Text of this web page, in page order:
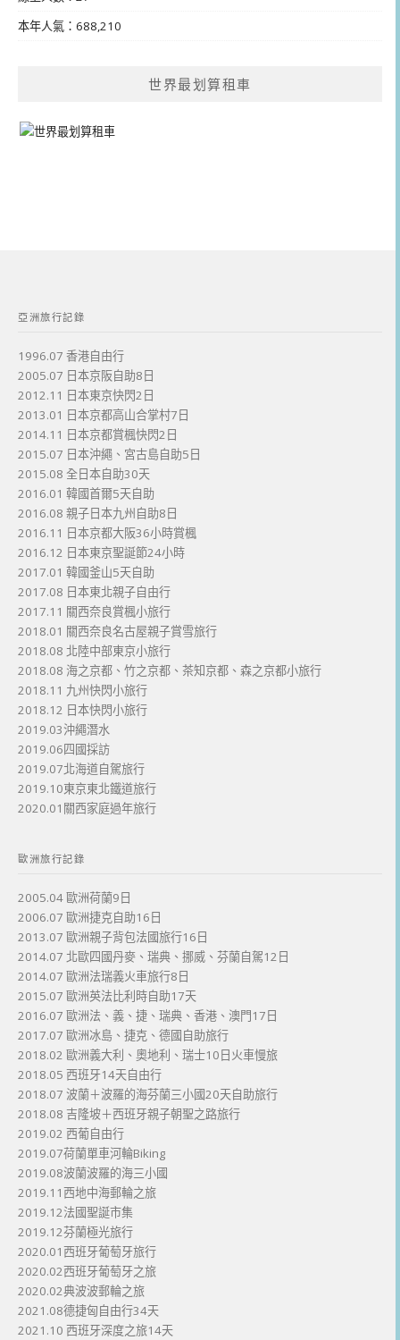
本年人氣：688,210
世界最划算租車
亞洲旅行記錄
1996.07 香港自由行
2005.07 日本京阪自助8日
2012.11 日本東京快閃2日
2013.01 日本京都高山合掌村7日
2014.11 日本京都賞楓快閃2日
2015.07 日本沖繩、宮古島自助5日
2015.08 全日本自助30天
2016.01 韓國首爾5天自助
2016.08 親子日本九州自助8日
2016.11 日本京都大阪36小時賞楓
2016.12 日本東京聖誕節24小時
2017.01 韓國釜山5天自助
2017.08 日本東北親子自由行
2017.11 關西奈良賞楓小旅行
2018.01 關西奈良名古屋親子賞雪旅行
2018.08 北陸中部東京小旅行
2018.08 海之京都、竹之京都、茶知京都、森之京都小旅行
2018.11 九州快閃小旅行
2018.12 日本快閃小旅行
2019.03沖繩潛水
2019.06四國採訪
2019.07北海道自駕旅行
2019.10東京東北鐵道旅行
2020.01關西家庭過年旅行
歐洲旅行記錄
2005.04 歐洲荷蘭9日
2006.07 歐洲捷克自助16日
2013.07 歐洲親子背包法國旅行16日
2014.07 北歐四國丹麥、瑞典、挪威、芬蘭自駕12日
2014.07 歐洲法瑞義火車旅行8日
2015.07 歐洲英法比利時自助17天
2016.07 歐洲法、義、捷、瑞典、香港、澳門17日
2017.07 歐洲冰島、捷克、德國自助旅行
2018.02 歐洲義大利、奧地利、瑞士10日火車慢旅
2018.05 西班牙14天自由行
2018.07 波蘭＋波羅的海芬蘭三小國20天自助旅行
2018.08 吉隆坡＋西班牙親子朝聖之路旅行
2019.02 西葡自由行
2019.07荷蘭單車河輪Biking
2019.08波蘭波羅的海三小國
2019.11西地中海郵輪之旅
2019.12法國聖誕市集
2019.12芬蘭極光旅行
2020.01西班牙葡萄牙旅行
2020.02西班牙葡萄牙之旅
2020.02典波波郵輪之旅
2021.08德捷匈自由行34天
2021.10 西班牙深度之旅14天